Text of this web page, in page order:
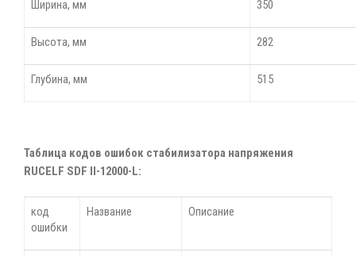
Ширина, мм 350
Высота, мм 282
Глубина, мм 515
Таблица кодов ошибок стабилизатора напряжения
RUCELF SDF II-12000-L:
код
ошибки
Название Описание